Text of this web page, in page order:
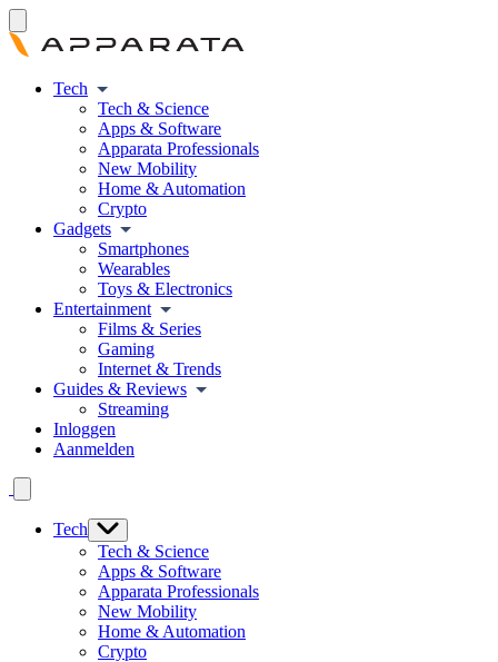
Tech
Tech & Science
Apps & Software
Apparata Professionals
New Mobility
Home & Automation
Crypto
Gadgets
Smartphones
Wearables
Toys & Electronics
Entertainment
Films & Series
Gaming
Internet & Trends
Guides & Reviews
Streaming
Inloggen
Aanmelden
Tech
Tech & Science
Apps & Software
Apparata Professionals
New Mobility
Home & Automation
Crypto